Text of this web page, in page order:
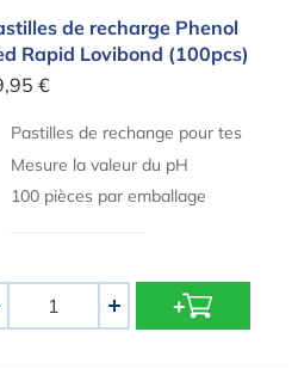
Phenol Red Rapid
de recharge Phenol
Rapid Lovibond (100pcs)
€
Pastilles de rechange pour tes
teurs manuels Lovibond
Mesure la valeur du pH
100 pièces par emballage
+